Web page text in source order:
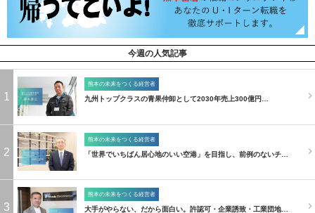
今週の人気記事
1
熊本の未来をつくる経営者
九州トップクラスの青果仲卸として2030年売上300億円…
2
熊本の未来をつくる経営者
「世界でいちばん居心地のいい空港」を目指し、前例のないチ…
3
熊本の未来をつくる経営者
大手がやらない、だから面白い。許認可・企業誘致・工業団地…